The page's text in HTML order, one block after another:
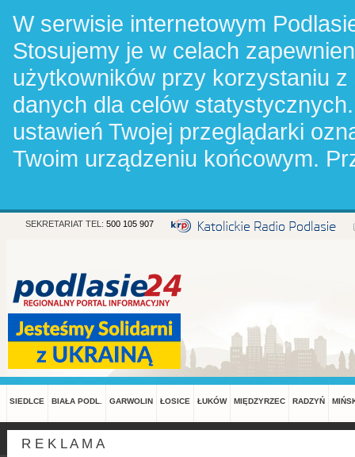
W serwisie internetowym
Stosujemy je w celach
użytkowników przy korzystaniu
danych dla celów
ustawień Twojej przeglądarki
Twoim urządzeniu końcowym.
SEKRETARIAT TEL: 500 105 907
SIEDLCE BIAŁA PODL. GARWOLIN ŁOSICE ŁUKÓW MIĘDZYRZEC RADZYŃ
R E K L A M A